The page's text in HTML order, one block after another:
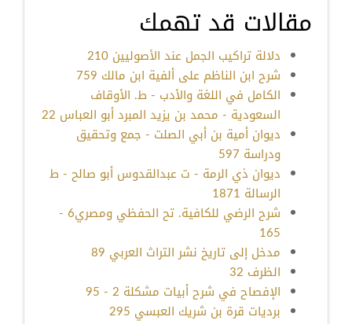
مقالات قد تهمك
دلالة تراكيب الجمل عند الأصوليين 210
شرح ابن الناظم على ألفية ابن مالك 759
الكامل في اللغة والأدب - ط. الأوقاف
السعودية - محمد بن يزيد المبرد أبو العباس 22
ديوان أمية بن أبي الصلت - جمع وتحقيق
ودراسة 597
ديوان ذي الرمة - ت عبدالقدوس أبو صالح - ط
الرسالة 1871
شرح الرضي للكافية. تح الحفظي ومصري6 -
165
مدخل إلى تاريخ نشر التراث العربي 89
الظرف 32
الإفصاح في شرح أبيات مشكلة 2 - 95
برديات قرة بن شريك العبسي 295